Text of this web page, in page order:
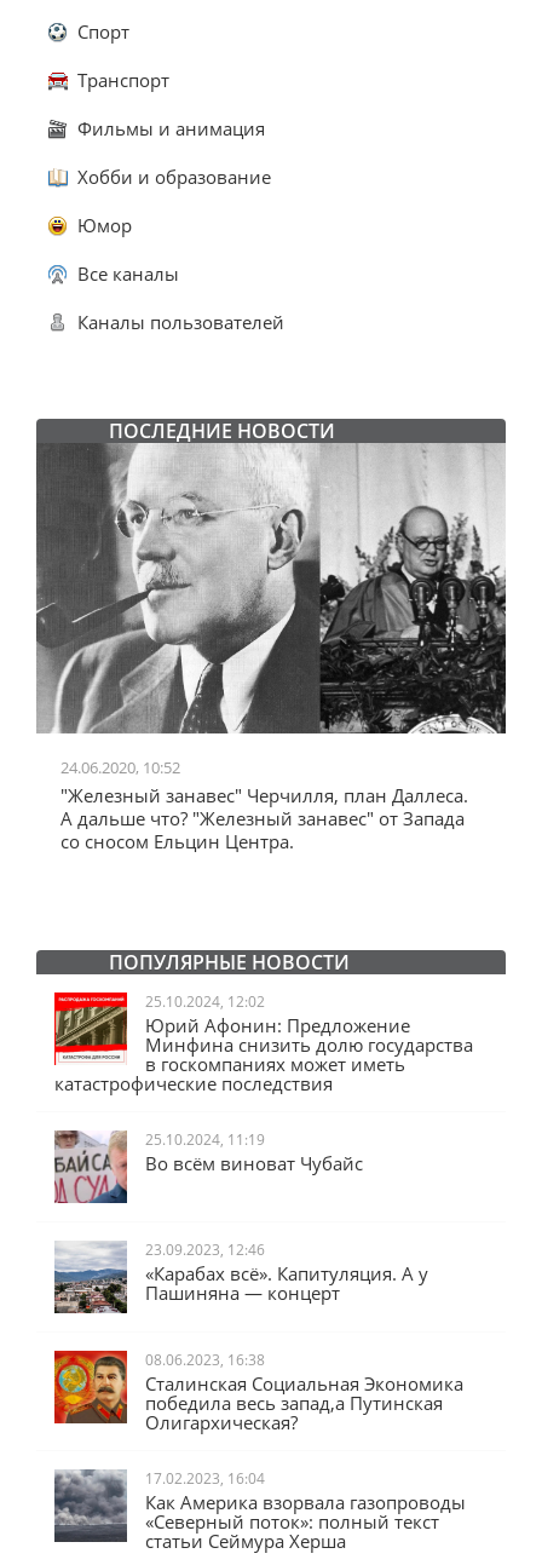
Спорт
Транспорт
Фильмы и анимация
Хобби и образование
Юмор
Все каналы
Каналы пользователей
ПОСЛЕДНИЕ НОВОСТИ
24.06.2020, 10:52
"Железный занавес" Черчилля, план Даллеса.
А дальше что? "Железный занавес" от Запада
со сносом Ельцин Центра.
ПОПУЛЯРНЫЕ НОВОСТИ
25.10.2024, 12:02
Юрий Афонин: Предложение
Минфина снизить долю государства
в госкомпаниях может иметь
катастрофические последствия
25.10.2024, 11:19
Во всём виноват Чубайс
23.09.2023, 12:46
«Карабах всё». Капитуляция. А у
Пашиняна — концерт
08.06.2023, 16:38
Сталинская Социальная Экономика
победила весь запад,а Путинская
Олигархическая?
17.02.2023, 16:04
Как Америка взорвала газопроводы
«Северный поток»: полный текст
статьи Сеймура Херша